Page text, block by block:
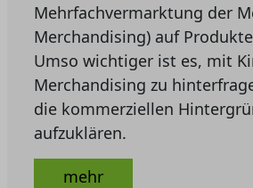
Mehrfachvermarktung der
Merchandising) auf
Umso wichtiger ist es, mit
Merchandising zu
die kommerziellen
aufzuklären.
mehr